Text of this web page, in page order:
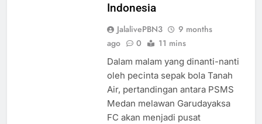
Indonesia
JalalivePBN3
9 months
ago
0 11 mins
Dalam malam yang dinanti-nanti
oleh pecinta sepak bola Tanah
Air, pertandingan antara PSMS
Medan melawan Garudayaksa
FC akan menjadi pusat